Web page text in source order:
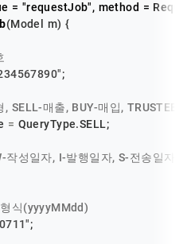
= "requestJob", method =
(Model m) {
;
SELL-매출, BUY-매입, TRUSTEE-
= QueryType.SELL;
성일자, I-발행일자, S-전송일자
식(yyyyMMdd)
;